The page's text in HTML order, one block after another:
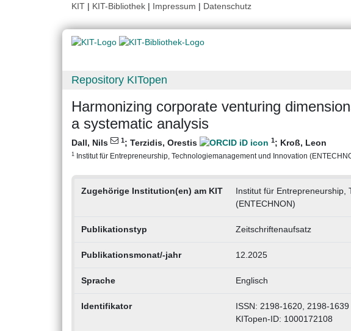
KIT | KIT-Bibliothek | Impressum | Datenschutz
Repository KITopen
Harmonizing corporate venturing
a systematic analysis
Dall, Nils 1; Terzidis, Orestis 1; Kroß, Leon
1 Institut für Entrepreneurship, Technologiemanagement und Innovation
Zugehörige Institution(en) am KIT
Institut für Entrepreneurship,
(ENTECHNON)
Publikationstyp Zeitschriftenaufsatz
Publikationsmonat/-jahr 12.2025
Sprache Englisch
Identifikator
ISSN: 2198-1620, 2198-1639
KITopen-ID: 1000172108